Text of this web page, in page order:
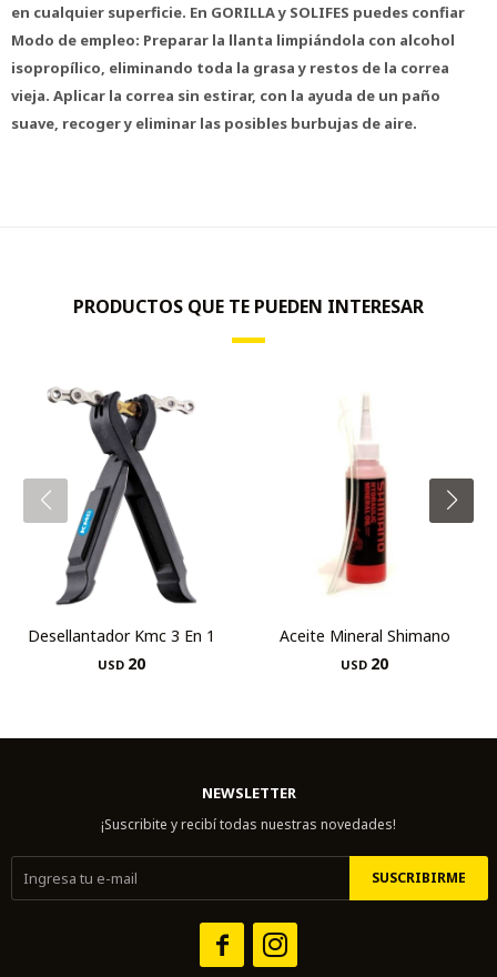
en cualquier superficie. En GORILLA y SOLIFES puedes confiar
Modo de empleo: Preparar la llanta limpiándola con alcohol
isopropílico, eliminando toda la grasa y restos de la correa
vieja. Aplicar la correa sin estirar, con la ayuda de un paño
suave, recoger y eliminar las posibles burbujas de aire.
PRODUCTOS QUE TE PUEDEN INTERESAR
Desellantador Kmc 3 En 1
USD 20
Aceite Mineral Shimano
USD 20
NEWSLETTER
¡Suscribite y recibí todas nuestras novedades!
SUSCRIBIRME
 